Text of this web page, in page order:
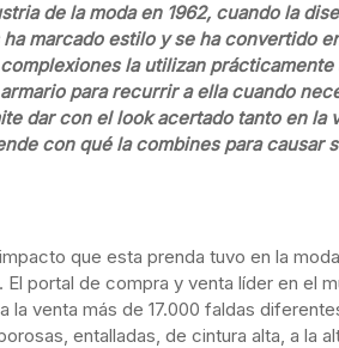
de la moda en 1962, cuando la
marcado estilo y se ha convertido
la utilizan
para recurrir a ella cuando
dar con el look acertado tanto en la
con qué la combines para
que esta prenda tuvo en la
El portal de compra y venta líder en el
la venta más de 17.000 faldas
entalladas, de cintura alta, a la